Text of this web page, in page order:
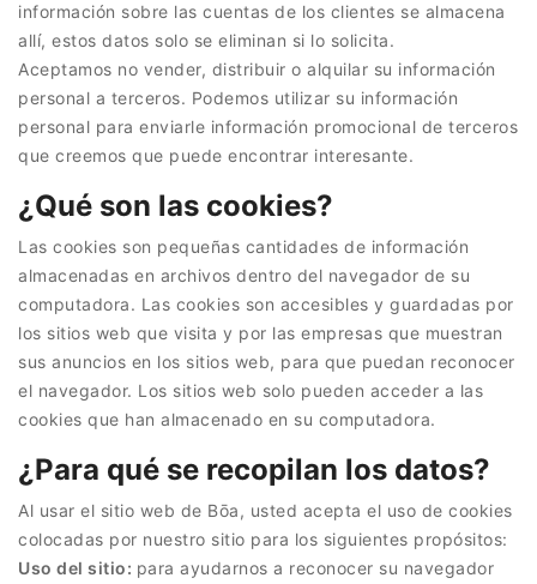
información sobre las cuentas de los clientes se almacena
allí, estos datos solo se eliminan si lo solicita.
Aceptamos no vender, distribuir o alquilar su información
personal a terceros. Podemos utilizar su información
personal para enviarle información promocional de terceros
que creemos que puede encontrar interesante.
¿Qué son las cookies?
Las cookies son pequeñas cantidades de información
almacenadas en archivos dentro del navegador de su
computadora. Las cookies son accesibles y guardadas por
los sitios web que visita y por las empresas que muestran
sus anuncios en los sitios web, para que puedan reconocer
el navegador. Los sitios web solo pueden acceder a las
cookies que han almacenado en su computadora.
¿Para qué se recopilan los datos?
Al usar el sitio web de Bōa, usted acepta el uso de cookies
colocadas por nuestro sitio para los siguientes propósitos:
Uso del sitio: para ayudarnos a reconocer su navegador